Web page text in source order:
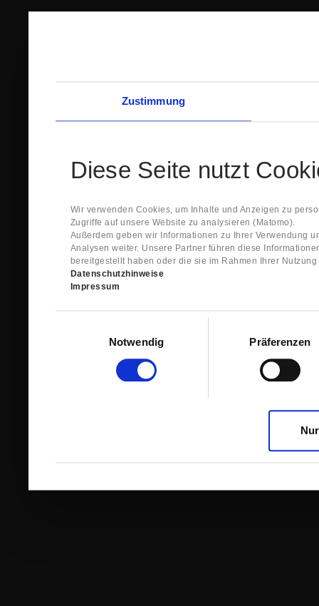
Zustimmung
Diese Seite nutzt
Wir verwenden Cookies, um Inhalte und Anzeigen zu
Zugriffe auf unsere Website zu analysieren (Matomo).
Außerdem geben wir Informationen zu Ihrer Verwendung
Analysen weiter. Unsere Partner führen diese
bereitgestellt haben oder die sie im Rahmen Ihrer
Datenschutzhinweise
Impressum
Notwendig
Präferenzen